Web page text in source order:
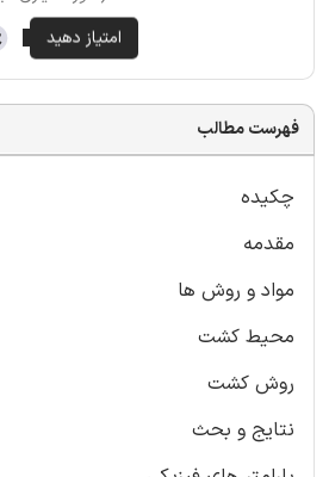
فهرست مطالب
چکیده
مقدمه
مواد و روش ها
محیط کشت
روش کشت
نتایج و بحث